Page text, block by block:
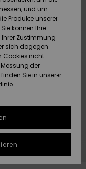
und um
Produkte unserer
können Ihre
Ihrer Zustimmung
sich dagegen
Cookies nicht
der
Sie in unserer